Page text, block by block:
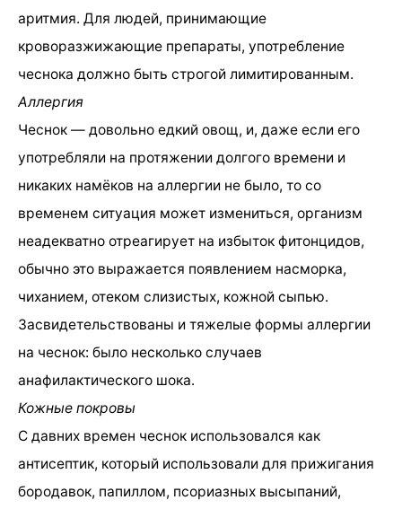
аритмия. Для людей, принимающие
кроворазжижающие препараты, употребление
чеснока должно быть строгой лимитированным.
Аллергия
Чеснок — довольно едкий овощ, и, даже если его
употребляли на протяжении долгого времени и
никаких намёков на аллергии не было, то со
временем ситуация может измениться, организм
неадекватно отреагирует на избыток фитонцидов,
обычно это выражается появлением насморка,
чиханием, отеком слизистых, кожной сыпью.
Засвидетельствованы и тяжелые формы аллергии
на чеснок: было несколько случаев
анафилактического шока.
Кожные покровы
С давних времен чеснок использовался как
антисептик, который использовали для прижигания
бородавок, папиллом, псориазных высыпаний,